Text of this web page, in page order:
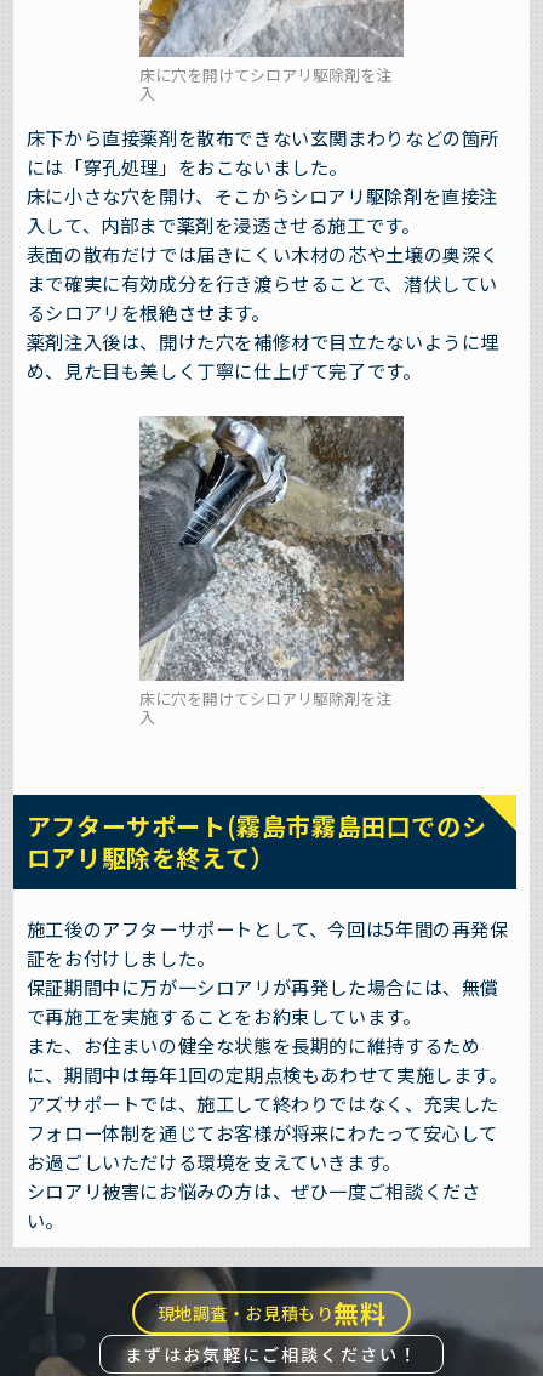
床に穴を開けてシロアリ駆除剤を注
入
床下から直接薬剤を散布できない玄関まわりなどの箇所
には「穿孔処理」をおこないました。
床に小さな穴を開け、そこからシロアリ駆除剤を直接注
入して、内部まで薬剤を浸透させる施工です。
表面の散布だけでは届きにくい木材の芯や土壌の奥深く
まで確実に有効成分を行き渡らせることで、潜伏してい
るシロアリを根絶させます。
薬剤注入後は、開けた穴を補修材で目立たないように埋
め、見た目も美しく丁寧に仕上げて完了です。
床に穴を開けてシロアリ駆除剤を注
入
アフターサポート(霧島市霧島田口でのシ
ロアリ駆除を終えて）
施工後のアフターサポートとして、今回は5年間の再発保
証をお付けしました。
保証期間中に万が一シロアリが再発した場合には、無償
で再施工を実施することをお約束しています。
また、お住まいの健全な状態を長期的に維持するため
に、期間中は毎年1回の定期点検もあわせて実施します。
アズサポートでは、施工して終わりではなく、充実した
フォロー体制を通じてお客様が将来にわたって安心して
お過ごしいただける環境を支えていきます。
シロアリ被害にお悩みの方は、ぜひ一度ご相談くださ
い。
現地調査・お見積もり無料
まずはお気軽にご相談ください！